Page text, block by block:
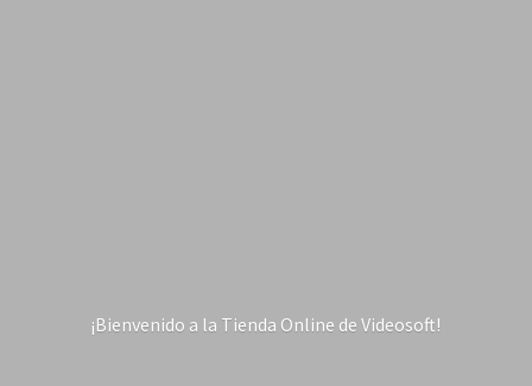
¡Bienvenido a la Tienda Online de Videosoft!